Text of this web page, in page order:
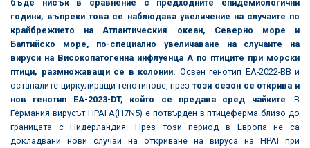
бъде нисък в сравнение с предходните епидемиологични
години, въпреки това се наблюдава увеличение на случаите по
крайбрежието на Атлантическия океан, Северно море и
Балтийско море, по-специално увеличаване на случаите на
вируси на Високопатогенна инфлуенца А по птиците при морски
птици, размножаващи се в колонии. Освен генотип EA-2022-BB и
останалите циркулиращи генотипове, презтози сезон се открива и
нов генотип EA-2023-DT, който се предава сред чайките . В
Германия вирусът HPAI A(H7N5) е потвърден в птицеферма близо до
границата с Нидерландия. През този период в Европа не са
докладвани нови случаи на откриване на вируса на HPAI при